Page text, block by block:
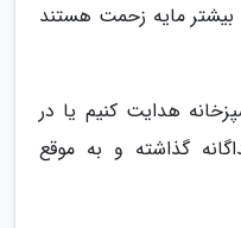
بیشتر مایه زحمت هستند
هدایت کنیم یا در
گذاشته و به موقع